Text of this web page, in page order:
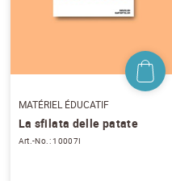
La sfilata delle patate
Art.-No.: 10007I
MATÉRIEL ÉDUCATIF
Inscrivez-vous et
nouvelles sur les
Veuillez choisir...
EMAIL*